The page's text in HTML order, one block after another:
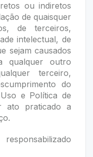
ou indiretos
de quaisquer
de terceiros,
intelectual, de
sejam causados
qualquer outro
terceiro,
do
e Política de
ato praticado a